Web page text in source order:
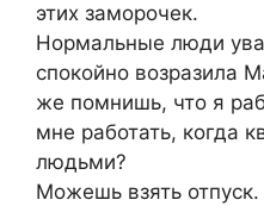
этих заморочек.
Нормальные люди
спокойно возразила
же помнишь, что я
мне работать, когда
людьми?
Можешь взять отпуск.